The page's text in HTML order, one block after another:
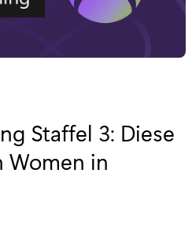
Staffel 3: Diese
Women in